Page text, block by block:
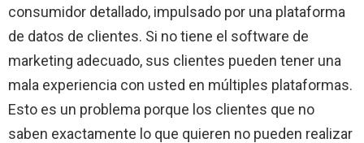
consumidor detallado, impulsado por una plataforma
de datos de clientes. Si no tiene el software de
marketing adecuado, sus clientes pueden tener una
mala experiencia con usted en múltiples plataformas.
Esto es un problema porque los clientes que no
saben exactamente lo que quieren no pueden realizar